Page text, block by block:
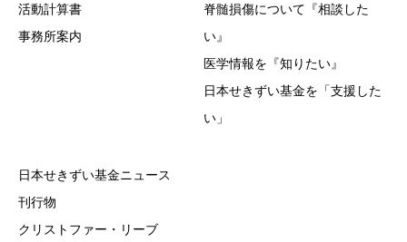
活動計算書
事務所案内
脊髄損傷について『相談した
い』
医学情報を『知りたい』
日本せきずい基金を「支援した
い」
日本せきずい基金ニュース
刊行物
クリストファー・リーブ